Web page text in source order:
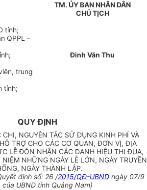
tỉnh;
QPPL -
trung
tỉnh;
TM. ỦY BAN NHÂN DÂN
CHỦ TỊCH
Đinh Văn Thu
QUY ĐỊNH
NGUYÊN TẮC SỬ DỤNG KINH PHÍ VÀ
TRỢ CHO CÁC CƠ QUAN, ĐƠN VỊ, ĐỊA
LỄ ĐÓN NHẬN CÁC DANH HIỆU THI ĐUA,
NHỮNG NGÀY LỄ LỚN, NGÀY TRUYỀN
NGÀY THÀNH LẬP.
định số: 26 /2015/QĐ-UBNDngày 07/9
của UBND tỉnh Quảng Nam)